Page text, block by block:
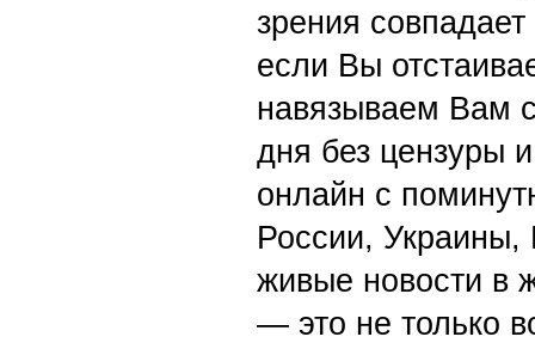
зрения
если Вы
навязываем Вам
дня без цензуры
онлайн с
России,
живые новости в
— это не только